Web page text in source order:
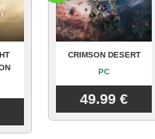
CRIMSON DESERT
PC
49.99 €